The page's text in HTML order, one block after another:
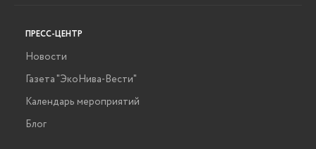
ПРЕСС-ЦЕНТР
Новости
Газета "ЭкоНива-Вести"
Календарь мероприятий
Блог